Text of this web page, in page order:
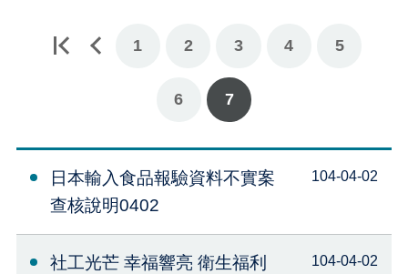
1 2 3 4 5
6 7
日本輸入食品報驗資料不實案
查核說明0402
104-04-02
社工光芒 幸福響亮 衛生福利
104-04-02